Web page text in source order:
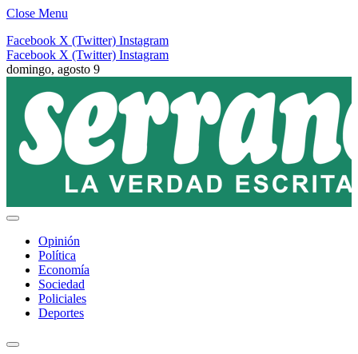
Close Menu
Facebook X (Twitter) Instagram
Facebook X (Twitter) Instagram
domingo, agosto 9
Opinión
Política
Economía
Sociedad
Policiales
Deportes